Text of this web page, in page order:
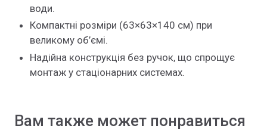
води.
Компактні розміри (63×63×140 см) при
великому об’ємі.
Надійна конструкція без ручок, що спрощує
монтаж у стаціонарних системах.
Вам также может понравиться